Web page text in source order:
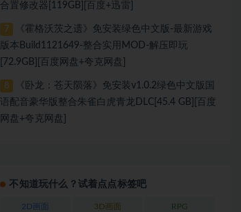
合置修改器[119GB][百度+迅雷]
7
《霍格沃茨之遗》免安装绿色中文版-最新游戏
版本Build1121649-整合实用MOD-解压即玩
[72.9GB][百度网盘+夸克网盘]
8
《卧龙：苍天陨落》免安装v1.0.2绿色中文版国
语配音豪华版整合朱雀白虎青龙DLC[45.4 GB][百度
网盘+夸克网盘]
不知道玩什么？试着点点标签吧
2D画面 3D画面 RPG